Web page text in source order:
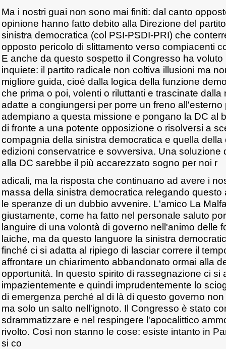
Ma i nostri guai non sono mai finiti: dal canto
opinione hanno fatto debito alla Direzione del
sinistra democratica (col PSI-PSDI-PRI) che
opposto pericolo di slittamento verso compiacenti
E anche da questo sospetto il Congresso ha
inquiete: il partito radicale non coltiva illusioni ma
migliore guida, cioè dalla logica della funzione
che prima o poi, volenti o riluttanti e trascinate dalla
adatte a congiungersi per porre un freno
adempiano a questa missione e pongano la DC al
di fronte a una potente opposizione o risolversi a
compagnia della sinistra democratica e quella
edizioni conservatrice e sovversiva. Una soluzione
alla DC sarebbe il più accarezzato sogno per noi r
adicali, ma la risposta che continuano ad avere i
massa della sinistra democratica relegando
le speranze di un dubbio avvenire. L'amico La
giustamente, come ha fatto nel personale saluto
languire di una volontà di governo nell'animo delle
laiche, ma da questo languore la sinistra
finché ci si adatta al ripiego di lasciar correre il
affrontare un chiarimento abbandonato ormai alla
opportunità. In questo spirito di rassegnazione ci si
impazientemente e quindi imprudentemente lo
di emergenza perché al di là di questo governo
ma solo un salto nell'ignoto. Il Congresso è stato
sdrammatizzare e nel respingere l'apocalittico
rivolto. Così non stanno le cose: esiste intanto in
si co